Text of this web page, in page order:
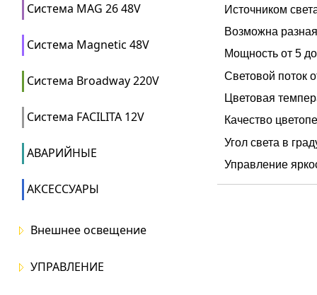
Система MAG 26 48V
Система Magnetic 48V
Система Broadway 220V
Система FACILITA 12V
АВАРИЙНЫЕ
АКСЕССУАРЫ
Внешнее освещение
УПРАВЛЕНИЕ
Источником
Возможна
Мощность от 5
Световой поток
Цветовая
Качество
Угол света в
Управление